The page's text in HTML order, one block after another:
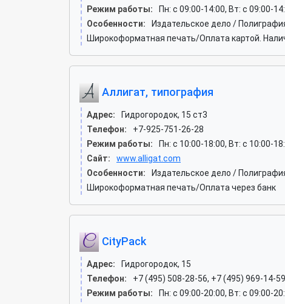
Режим работы:
Пн: c 09:00-14:00, Вт: c 09:00-
Особенности:
Издательское дело /
Широкоформатная печать/Оплата картой.
Аллигат, типография
Адрес:
Гидрогородок, 15 ст3
Телефон:
+7-925-751-26-28
Режим работы:
Пн: c 10:00-18:00, Вт: c 10:00-
Сайт:
www.alligat.com
Особенности:
Издательское дело /
Широкоформатная печать/Оплата через банк
CityPack
Адрес:
Гидрогородок, 15
Телефон:
+7 (495) 508-28-56, +7 (495) 969-14-59
Режим работы:
Пн: c 09:00-20:00, Вт: c 09:00-